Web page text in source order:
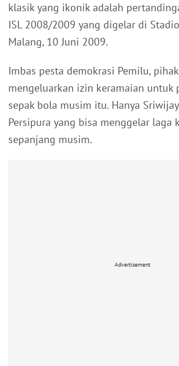
klasik yang ikonik adalah
ISL 2008/2009 yang digelar di
Malang, 10 Juni 2009.
Imbas pesta demokrasi Pemilu,
mengeluarkan izin keramaian untuk
sepak bola musim itu. Hanya
Persipura yang bisa menggelar laga
sepanjang musim.
Advertisement